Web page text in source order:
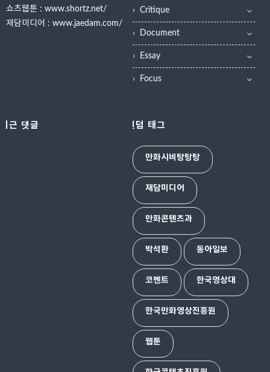
기반으로 32강 진출작이 선정된다.
이후 매주 1회 분량의 추가 연재물이
술과 AI 세션에는 신보슬 토탈미술관
미디어 아티스트가 참여해 기술과 예
술의 융합, AI 시대 문화 예술의 확장
가능성을 짚는다.이어 열리는 대중음
악 세션에서는 조일동 한국학중앙..
쇼츠웹툰 : www.shortz.net/
재담미디어 : www.jaedam.com/
Critique
Document
Essay
Focus
최근 댓글 랜덤 태그
만화시비탕탕탕
재담미디어
만화콘텐츠과
박석환 동아일보
코멘트 한국영상대
한국만화영상진흥원
웹툰